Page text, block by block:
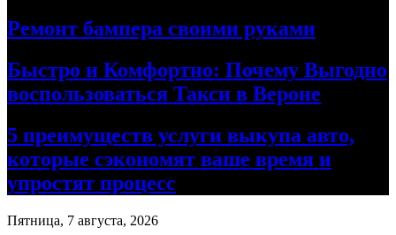
Ремонт бампера своими руками
Быстро и Комфортно: Почему Выгодно
воспользоваться Такси в Вероне
5 преимуществ услуги выкупа авто,
которые сэкономят ваше время и
упростят процесс
Пятница, 7 августа, 2026